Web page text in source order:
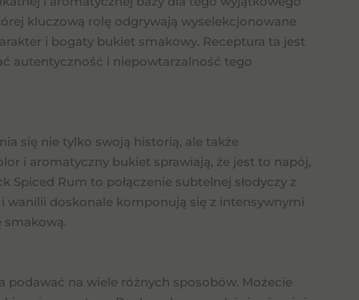
kluczową rolę odgrywają wyselekcjonowane
i bogaty bukiet smakowy. Receptura ta jest
autentyczność i niepowtarzalność tego
się nie tylko swoją historią, ale także
i aromatyczny bukiet sprawiają, że jest to napój,
Rum to połączenie subtelnej słodyczy z
wanilii doskonale komponują się z intensywnymi
na wiele różnych sposobów. Możecie